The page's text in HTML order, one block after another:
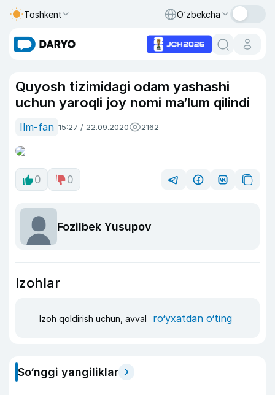
Toshkent O‘zbekcha
Quyosh tizimidagi odam yashashi
uchun yaroqli joy nomi ma’lum qilindi
Ilm-fan 15:27 / 22.09.2020 2162
0 0
Fozilbek Yusupov
Izohlar
Izoh qoldirish uchun, avval ro‘yxatdan o‘ting
So‘nggi yangiliklar